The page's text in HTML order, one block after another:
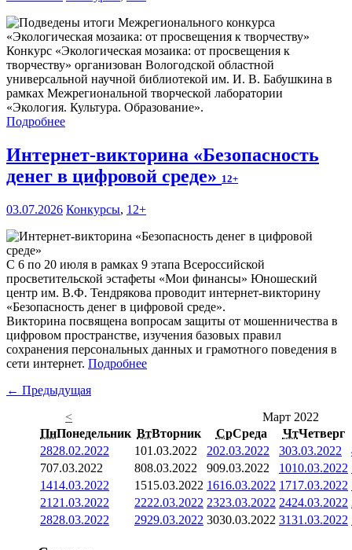
Конкурс «Экологическая мозаика: от просвещения к
творчеству» организован Вологодской областной
универсальной научной библиотекой им. И. В. Бабушкина в
рамках Межрегиональной творческой лаборатории
«Экология. Культура. Образование».
Подробнее
Интернет-викторина «Безопасность
денег в цифровой среде» 12+
03.07.2026 Конкурсы, 12+
С 6 по 20 июля в рамках 9 этапа Всероссийской
просветительской эстафеты «Мои финансы» Юношеский
центр им. В.Ф. Тендрякова проводит интернет-викторину
«Безопасность денег в цифровой среде».
Викторина посвящена вопросам защиты от мошенничества в
цифровом пространстве, изучения базовых правил
сохранения персональных данных и грамотного поведения в
сети интернет. Подробнее
← Предыдущая
<
Март 2022
ПнПонедельник ВтВторник СрСреда ЧтЧетверг
2828.02.2022 101.03.2022 202.03.2022 303.03.2022
707.03.2022 808.03.2022 909.03.2022 1010.03.2022
1414.03.2022 1515.03.2022 1616.03.2022 1717.03.2022
21 21.03.2022 2222.03.2022 2323.03.2022 2424.03.2022
2828.03.2022 2929.03.2022 3030.03.2022 3131.03.2022